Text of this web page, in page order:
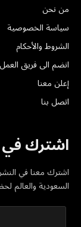
من نحن
سياسة الخصوصية
الشروط والأحكام
انضم الى فريق العمل
إعلن معنا
اتصل بنا
اشترك في
اشترك معنا في
السعودية والعالم